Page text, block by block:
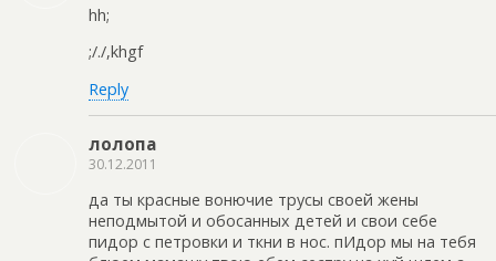
hh;
;/./,khgf
Reply
лолопа
30.12.2011
да ты красные вонючие трусы своей жены
неподмытой и обосанных детей и свои себе
пидор с петровки и ткни в нос. пИдор мы на тебя